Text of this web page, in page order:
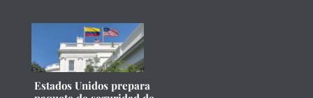
Estados Unidos prepara